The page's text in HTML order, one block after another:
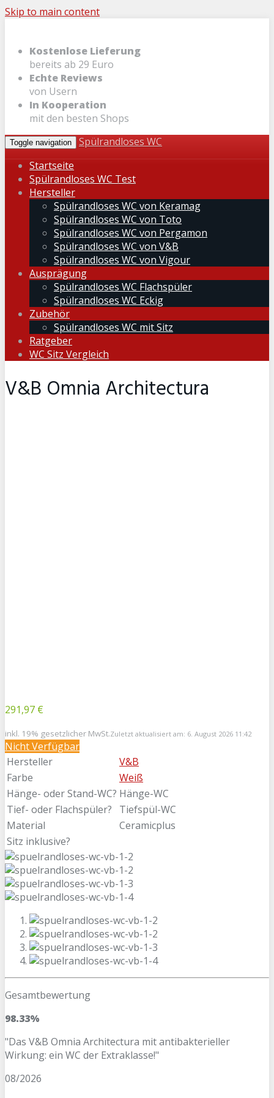
Skip to main content
Kostenlose Lieferung
bereits ab 29 Euro
Echte Reviews
von Usern
In Kooperation
mit den besten Shops
Toggle navigation
Spülrandloses WC
Startseite
Spülrandloses WC Test
Hersteller
Spülrandloses WC von Keramag
Spülrandloses WC von Toto
Spülrandloses WC von Pergamon
Spülrandloses WC von V&B
Spülrandloses WC von Vigour
Ausprägung
Spülrandloses WC Flachspüler
Spülrandloses WC Eckig
Zubehör
Spülrandloses WC mit Sitz
Ratgeber
WC Sitz Vergleich
V&B Omnia Architectura
291,97 €
inkl. 19% gesetzlicher MwSt.Zuletzt aktualisiert am: 6. August 2026 11:42
Nicht Verfügbar
Hersteller
V&B
Farbe
Weiß
Hänge- oder Stand-WC? Hänge-WC
Tief- oder Flachspüler?
Tiefspül-WC
Material
Ceramicplus
Sitz inklusive?
Gesamtbewertung
98.33%
"Das V&B Omnia Architectura mit antibakterieller
Wirkung: ein WC der Extraklasse!"
08/2026